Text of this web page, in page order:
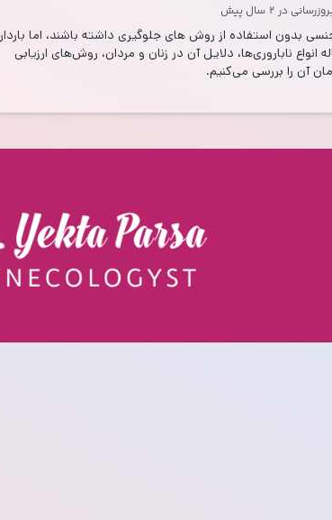
در ۲ سال پیش
بدون استفاده از روش های جلوگیری داشته باشند، اما باردار
انواع ناباروری‌‌ها، دلایل آن در زنان و مردان‌، روش‌های ارزیابی
آن را بررسی می‌کنیم.